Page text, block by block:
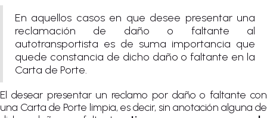
En aquellos casos en que desee presentar una
reclamación de daño o faltante al
autotransportista es de suma importancia que
quede constancia de dicho daño o faltante en la
Carta de Porte.
El desear presentar un reclamo por daño o faltante con
una Carta de Porte limpia, es decir, sin anotación alguna de